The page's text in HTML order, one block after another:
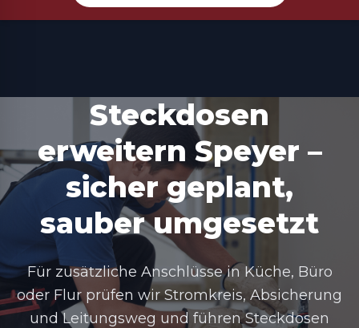
Steckdosen
erweitern Speyer –
sicher geplant,
sauber umgesetzt
Für zusätzliche Anschlüsse in Küche, Büro
oder Flur prüfen wir Stromkreis, Absicherung
und Leitungsweg und führen Steckdosen